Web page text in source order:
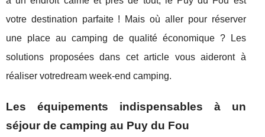
votre destination parfaite ! Mais où aller pour réserver
une place au camping de qualité économique ? Les
solutions proposées dans cet article vous aideront à
réaliser votredream week-end camping.
Les équipements indispensables à un
séjour de camping au Puy du Fou